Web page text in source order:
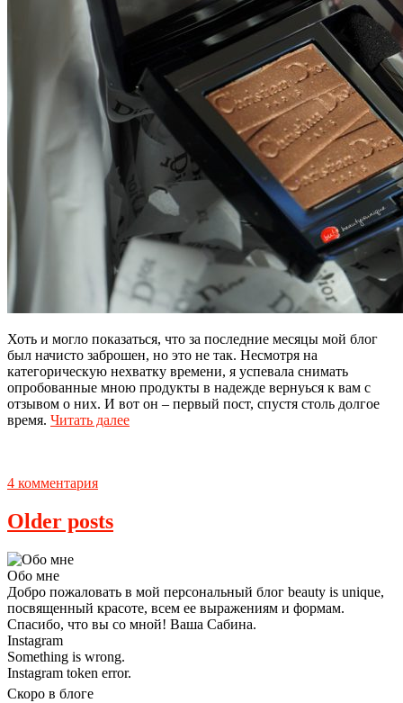
Хоть и могло показаться, что за последние месяцы мой блог
был начисто заброшен, но это не так. Несмотря на
категорическую нехватку времени, я успевала снимать
опробованные мною продукты в надежде вернуься к вам с
отзывом о них. И вот он – первый пост, спустя столь долгое
время. Читать далее
4 комментария
Older posts
Обо мне
Добро пожаловать в мой персональный блог beauty is unique,
посвященный красоте, всем ее выражениям и формам.
Спасибо, что вы со мной! Ваша Сабина.
Instagram
Something is wrong.
Instagram token error.
Скоро в блоге